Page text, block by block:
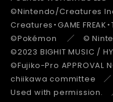
©Nintendo/Creatures
Creatures・GAME FREAK
©Pokémon ／ ©
©2023 BIGHIT MUSIC /
©Fujiko-Pro
chiikawa committee ／
Used with permission.